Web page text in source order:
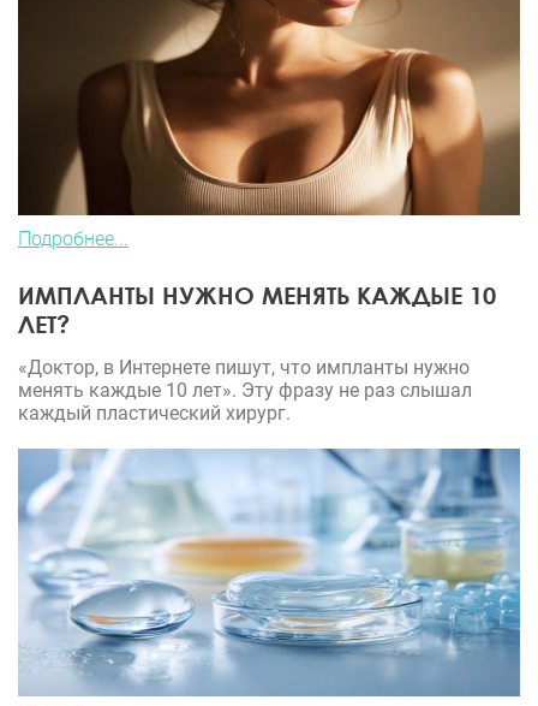
Подробнее...
ИМПЛАНТЫ НУЖНО МЕНЯТЬ КАЖДЫЕ 10
ЛЕТ?
«Доктор, в Интернете пишут, что импланты нужно
менять каждые 10 лет». Эту фразу не раз слышал
каждый пластический хирург.